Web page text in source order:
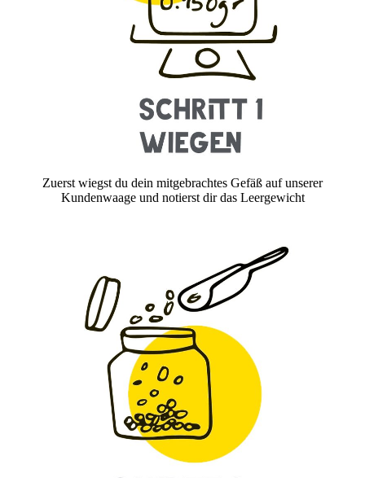
Zuerst wiegst du dein mitgebrachtes Gefäß auf unserer
Kundenwaage und notierst dir das Leergewicht